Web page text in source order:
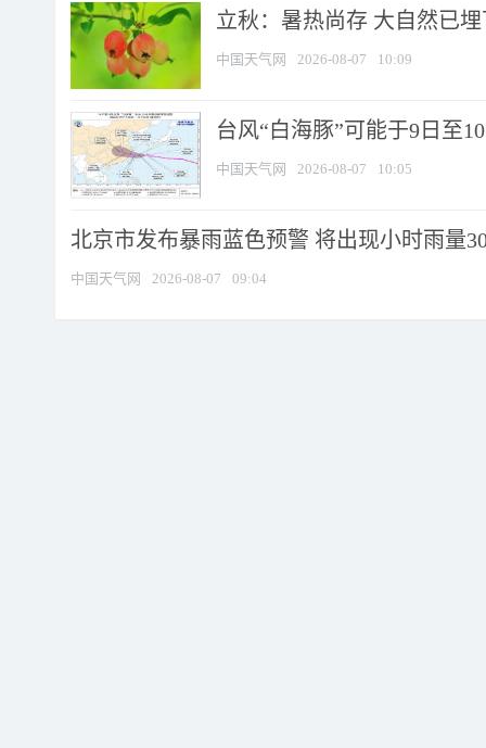
立秋：暑热尚存 大自然已
中国天气网 2026-08-07 10:09
台风“白海豚”可能于9日至
中国天气网 2026-08-07 10:05
北京市发布暴雨蓝色预警 将出现小时雨量
中国天气网 2026-08-07 09:04